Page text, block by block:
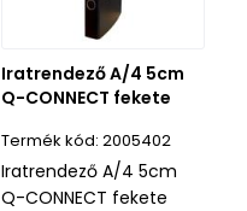
Iratrendező A/4 5cm
Q-CONNECT fekete
2005402
Iratrendező A/4 5cm
Q-CONNECT fekete